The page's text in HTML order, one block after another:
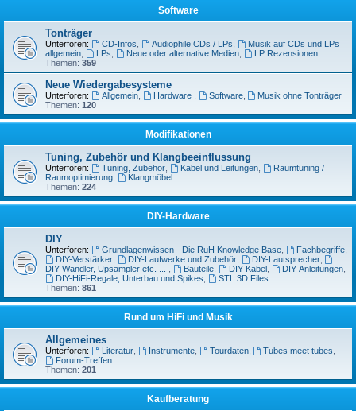
Software
Tonträger
Unterforen: CD-Infos Audiophile CDs / LPs
Musik auf CDs und LPs
allgemein
LPs Neue oder alternative Medien,
LP Rezensionen
Themen: 359
Neue Wiedergabesysteme
Unterforen: Allgemein, Hardware Software,
Musik ohne Tonträger
Themen: 120
Modifikationen
Tuning, Zubehör und Klangbeeinflussung
Unterforen: Tuning, Zubehör, Kabel und Leitungen,
Raumtuning /
Raumoptimierung
Klangmöbel
Themen: 224
DIY-Hardware
DIY
Unterforen: Grundlagenwissen - Die RuH Knowledge Base, Fachbegriffe,
DIY-Verstärker, DIY-Laufwerke und Zubehör, DIY-Lautsprecher,
DIY-Wandler, Upsampler etc. ...
Bauteile, DIY-Kabel, DIY-Anleitungen,
DIY-HiFi-Regale, Unterbau und Spikes
STL 3D Files
Themen: 861
Rund um HiFi und Musik
Allgemeines
Unterforen: Literatur, Instrumente, Tourdaten, Tubes meet tubes
Forum-Treffen
Themen: 201
Kaufberatung